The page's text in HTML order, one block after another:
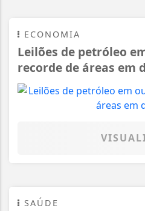
ECONOMIA
Leilões de petróleo
recorde de áreas em
SAÚDE